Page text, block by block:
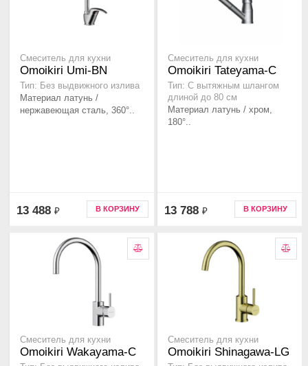
Смеситель для кухни
Omoikiri Umi-BN
Тип: Без выдвижного излива
Материал латунь /
нержавеющая сталь, 360°..
13 488 ₽ В КОРЗИНУ
Смеситель для кухни
Omoikiri Tateyama-C
Тип: C вытяжным шлангом
длиной до 80 см
Материал латунь / хром,
180°..
13 788 ₽ В КОРЗИНУ
Смеситель для кухни
Omoikiri Wakayama-C
Смеситель для кухни
Omoikiri Shinagawa-LG